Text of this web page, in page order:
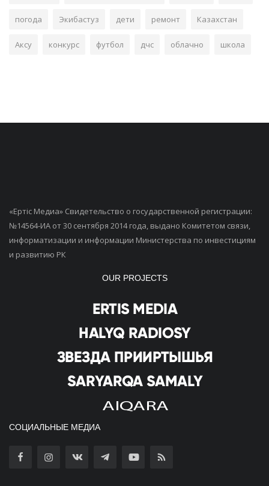
погода Экибастуз дети ремонт Казахстан
Аксу конкурс футбол дчс облачно школа
«Ертiс Медиа» Свидетельство о государственной регистрации:
№14564-ИА от 30 сентября 2014 года, выдано Комитетом связи,
информатизации и информации Министерства по инвестициям
и развитию РК
OUR PROJECTS
СОЦИАЛЬНЫЕ МЕДИА